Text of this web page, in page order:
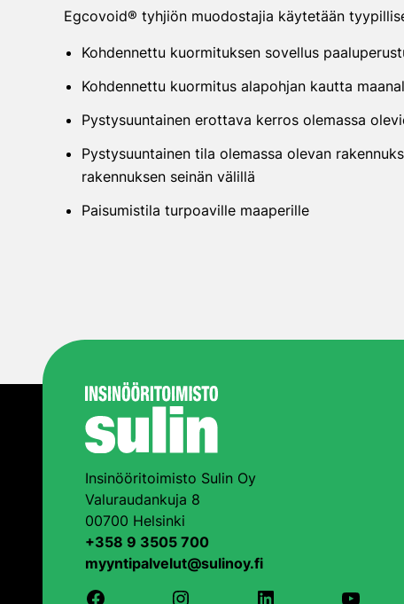
Egcovoid® tyhjiön muodostajia käytetään
Kohdennettu kuormituksen sovellus
Kohdennettu kuormitus alapohjan kautta
Pystysuuntainen erottava kerros olemassa
Pystysuuntainen tila olemassa olevan
rakennuksen seinän välillä
Paisumistila turpoaville maaperille
Insinööritoimisto Sulin Oy
Valuraudankuja 8
00700 Helsinki
+358 9 3505 700
myyntipalvelut@sulinoy.fi
Facebook
Instagram LinkedIn YouTube